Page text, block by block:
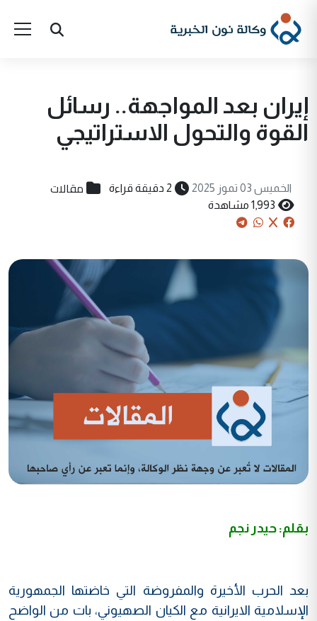
إيران بعد المواجهة.. رسائل
القوة والتحول الاستراتيجي
الخميس 03 تموز 2025 2 دقيقة قراءة مقالات
1,993 مشاهدة
بقلم: حيدر نجم
بعد الحرب الأخيرة والمفروضة التي خاضتها الجمهورية
الإسلامية الايرانية مع الكيان الصهيوني، بات من الواضح